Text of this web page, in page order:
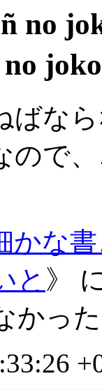
no
ばな
ので
かな
と 》
かっ